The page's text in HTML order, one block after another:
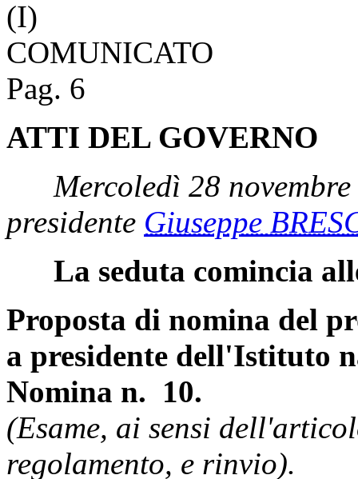
(I)
COMUNICATO
Pag. 6
ATTI DEL GOVERNO
Mercoledì 28
presidente Giuseppe
La seduta comincia
Proposta di nomina del
a presidente dell'Istituto
Nomina n. 10.
(Esame, ai sensi
regolamento, e rinvio).